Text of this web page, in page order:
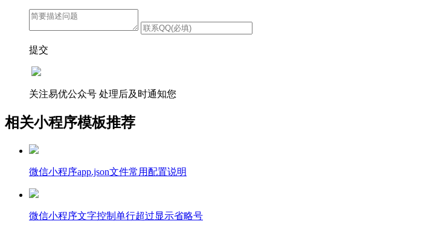
提交
关注易优公众号 处理后及时通知您
相关小程序模板推荐
微信小程序app.json文件常用配置说明
微信小程序文字控制单行超过显示省略号